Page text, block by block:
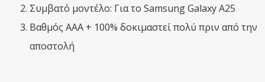
Συμβατό μοντέλο: Για το Samsung Galaxy A25
Βαθμός ΑΑΑ + 100% δοκιμαστεί πολύ πριν από την
αποστολή